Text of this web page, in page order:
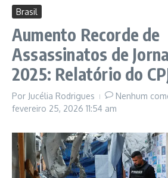
Brasil
Aumento Recorde de
Assassinatos de
2025: Relatório do
Por Jucélia Rodrigues
Nenhum
fevereiro 25, 2026 11:54 am